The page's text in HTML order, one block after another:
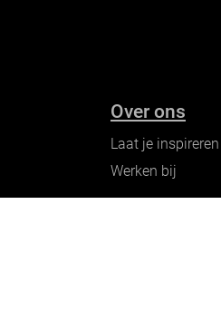
Over ons
Laat je inspireren
Werken bij